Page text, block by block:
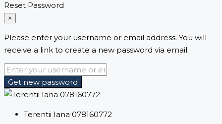
Reset Password
×
Please enter your username or email address. You will
receive a link to create a new password via email.
Get new password
Terentii Iana 078160772